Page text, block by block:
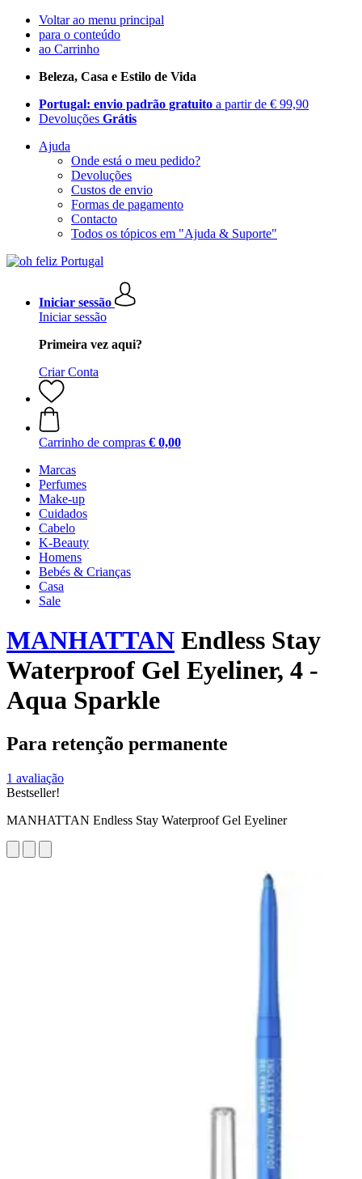
Voltar ao menu principal
para o conteúdo
ao Carrinho
Beleza, Casa e Estilo de Vida
Portugal: envio padrão gratuito a partir de € 99,90
Devoluções Grátis
Ajuda
Onde está o meu pedido?
Devoluções
Custos de envio
Formas de pagamento
Contacto
Todos os tópicos em "Ajuda & Suporte"
Iniciar sessão
Iniciar sessão
Primeira vez aqui?
Criar Conta
Carrinho de compras € 0,00
Marcas
Perfumes
Make-up
Cuidados
Cabelo
K-Beauty
Homens
Bebés & Crianças
Casa
Sale
MANHATTAN Endless Stay
Waterproof Gel Eyeliner, 4 -
Aqua Sparkle
Para retenção permanente
1 avaliação
Bestseller!
MANHATTAN Endless Stay Waterproof Gel Eyeliner